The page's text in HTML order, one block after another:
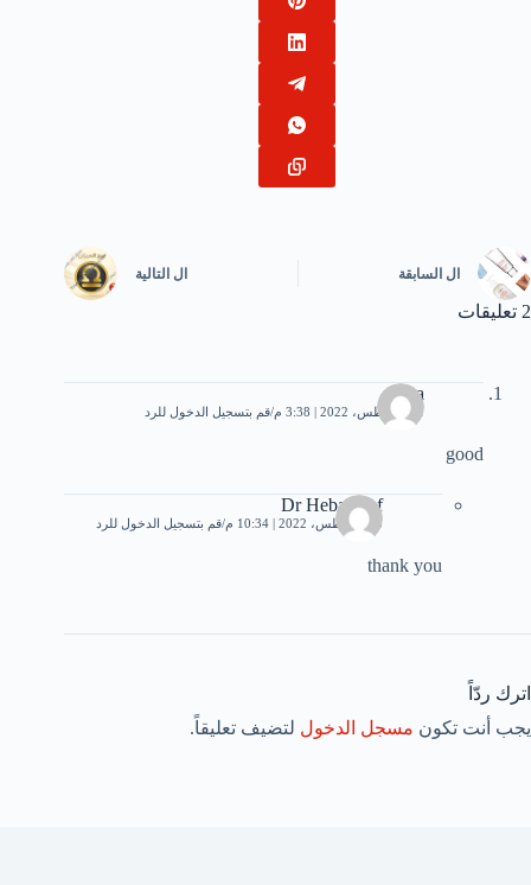
ال السابقة ال التالية
2 تعليقات
jaa
11 أغسطس، 2022 | 3:38 م قم بتسجيل الدخول للرد
good
Dr Heba Atef
15 أغسطس، 2022 | 10:34 م قم بتسجيل الدخول للرد
thank you
اترك ردّاً
يجب أنت تكون مسجل الدخول لتضيف تعليقاً.